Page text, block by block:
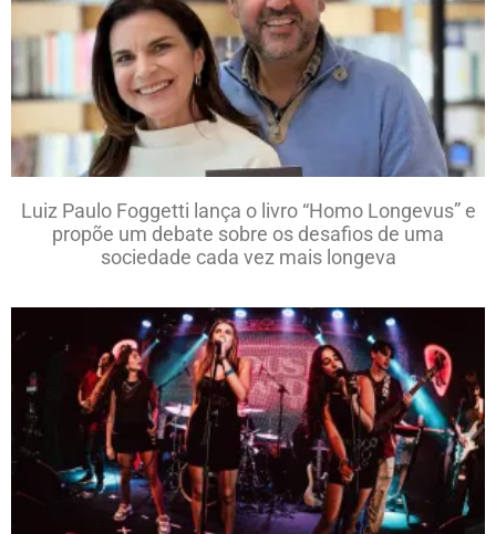
Luiz Paulo Foggetti lança o livro “Homo Longevus” e
propõe um debate sobre os desafios de uma
sociedade cada vez mais longeva